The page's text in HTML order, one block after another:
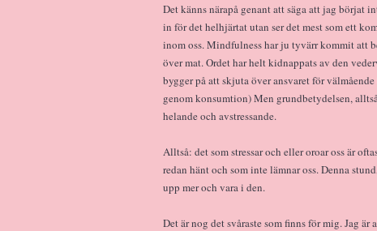
Det känns närapå genant att säga att jag börjat
in för det helhjärtat utan ser det mest som ett
inom oss. Mindfulness har ju tyvärr kommit att
över mat. Ordet har helt kidnappats av den
bygger på att skjuta över ansvaret för
genom konsumtion) Men grundbetydelsen,
helande och avstressande.
Alltså: det som stressar och eller oroar oss är
redan hänt och som inte lämnar oss. Denna
upp mer och vara i den.
Det är nog det svåraste som finns för mig. Jag